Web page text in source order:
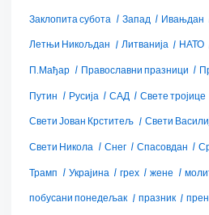
Заклопита субота
Запад Ивањдан
Летњи Никољдан
Литванија НАТО
П.Мађар
Православни празници
Путин
Русија САД
Свете тројице
Свети Јован Крститељ
Свети
Свети Никола
Снег Спасовдан
Трамп
Украјина грех жене
побусани понедељак
празник